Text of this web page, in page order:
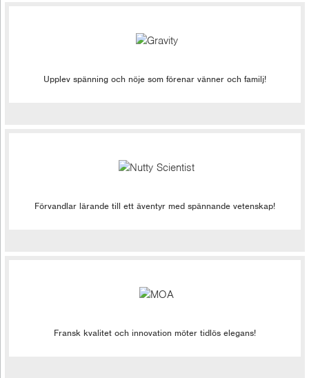
Upplev spänning och nöje som förenar vänner och familj!
Förvandlar lärande till ett äventyr med spännande vetenskap!
Fransk kvalitet och innovation möter tidlös elegans!